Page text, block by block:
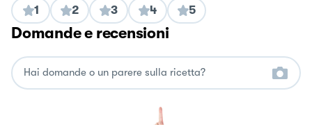
1 2 3 4 5
Domande e recensioni